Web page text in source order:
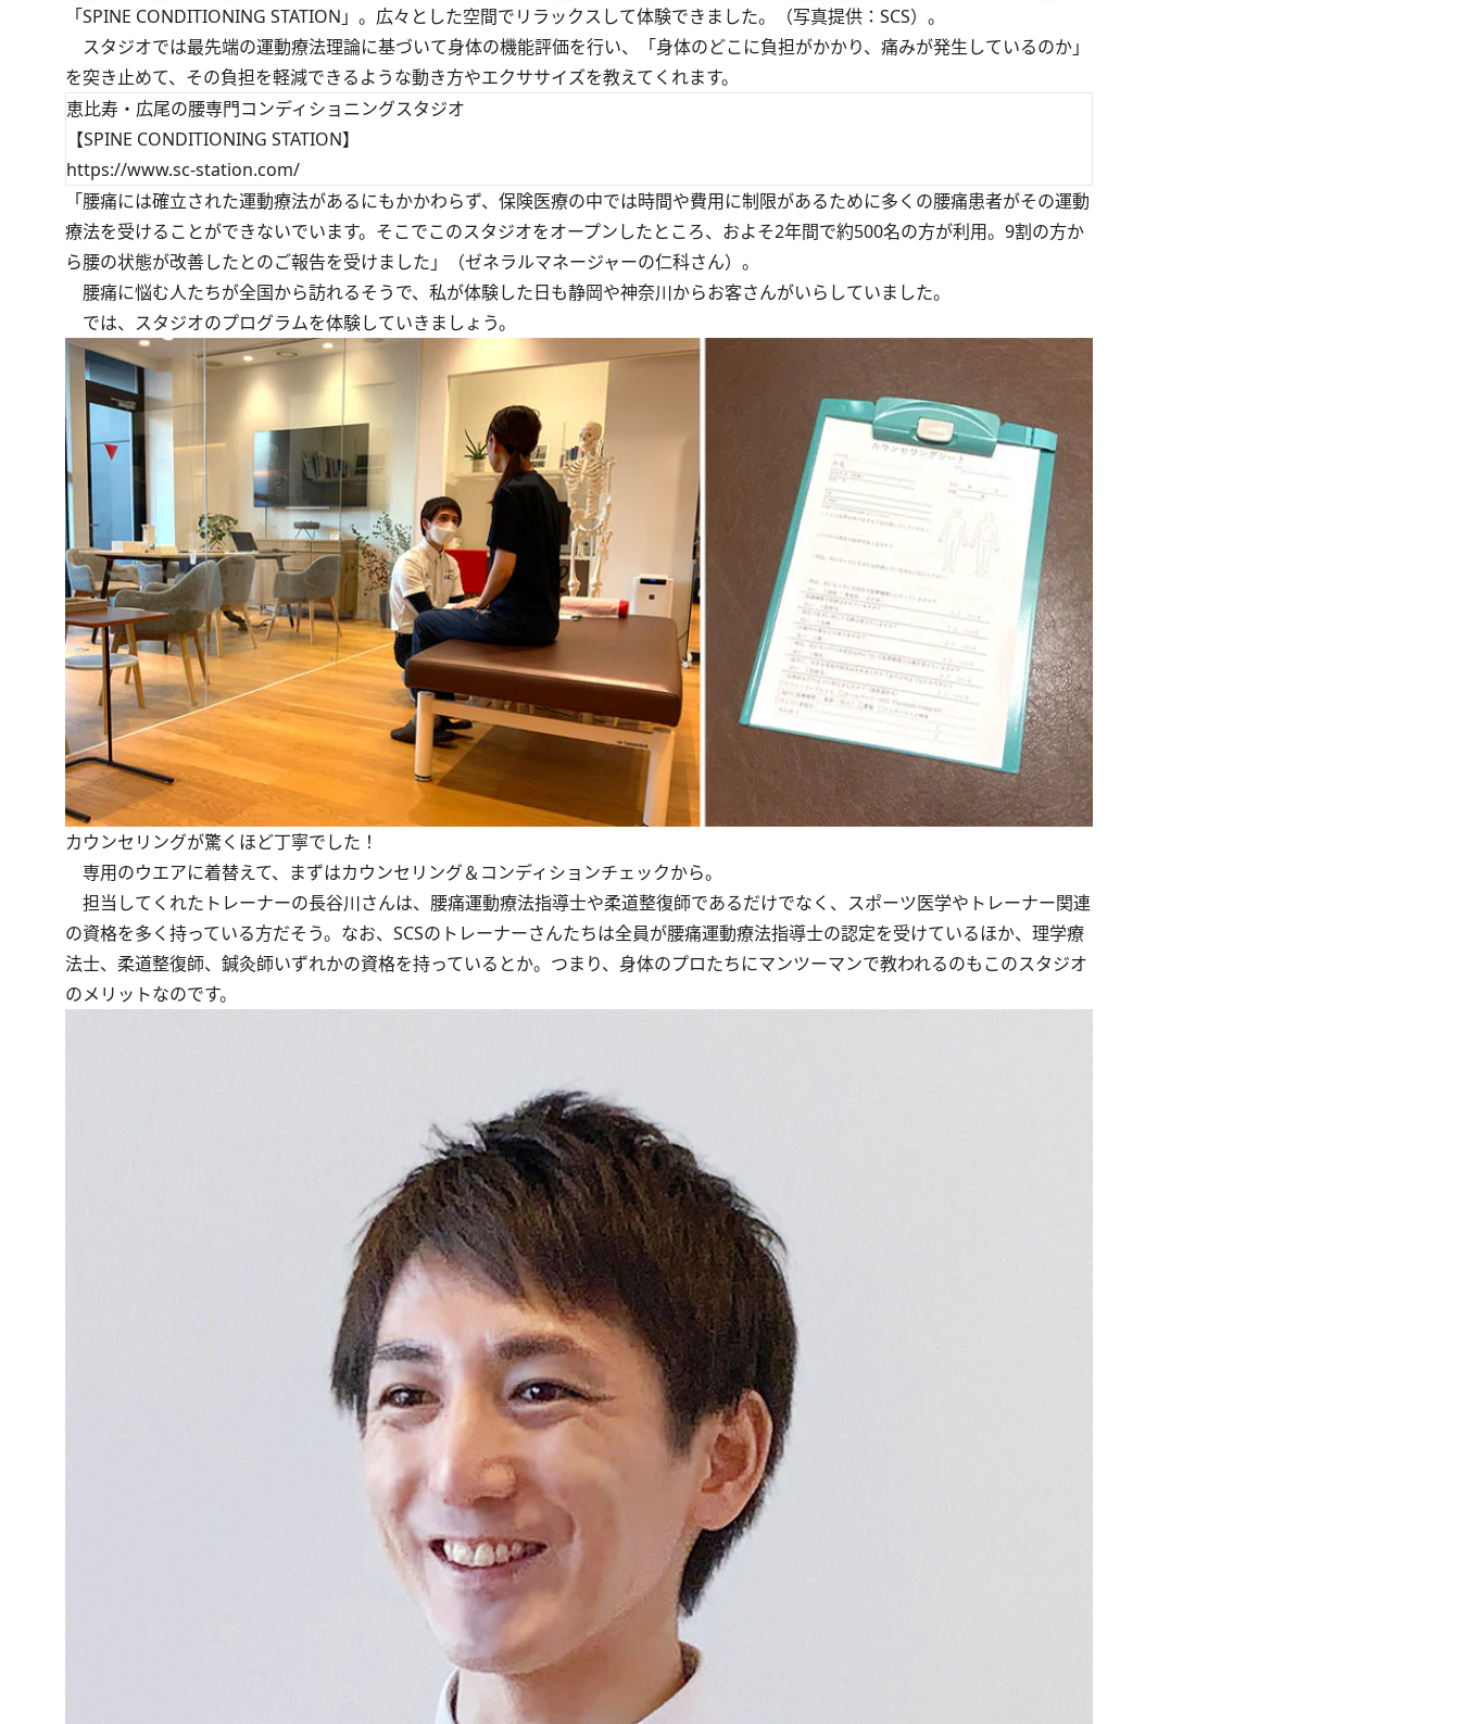
「SPINE CONDITIONING STATION」。広々とした空間でリラックスして体験できました。（写真提供：SCS）。
スタジオでは最先端の運動療法理論に基づいて身体の機能評価を行い、「身体のどこに負担がかかり、痛みが発生しているのか」
を突き止めて、その負担を軽減できるような動き方やエクササイズを教えてくれます。
恵比寿・広尾の腰専門コンディショニングスタジオ
【SPINE CONDITIONING STATION】
https://www.sc-station.com/
「腰痛には確立された運動療法があるにもかかわらず、保険医療の中では時間や費用に制限があるために多くの腰痛患者がその運動
療法を受けることができないでいます。そこでこのスタジオをオープンしたところ、およそ2年間で約500名の方が利用。9割の方か
ら腰の状態が改善したとのご報告を受けました」（ゼネラルマネージャーの仁科さん）。
腰痛に悩む人たちが全国から訪れるそうで、私が体験した日も静岡や神奈川からお客さんがいらしていました。
では、スタジオのプログラムを体験していきましょう。
カウンセリングが驚くほど丁寧でした！
専用のウエアに着替えて、まずはカウンセリング＆コンディションチェックから。
担当してくれたトレーナーの長谷川さんは、腰痛運動療法指導士や柔道整復師であるだけでなく、スポーツ医学やトレーナー関連
の資格を多く持っている方だそう。なお、SCSのトレーナーさんたちは全員が腰痛運動療法指導士の認定を受けているほか、理学療
法士、柔道整復師、鍼灸師いずれかの資格を持っているとか。つまり、身体のプロたちにマンツーマンで教われるのもこのスタジオ
のメリットなのです。